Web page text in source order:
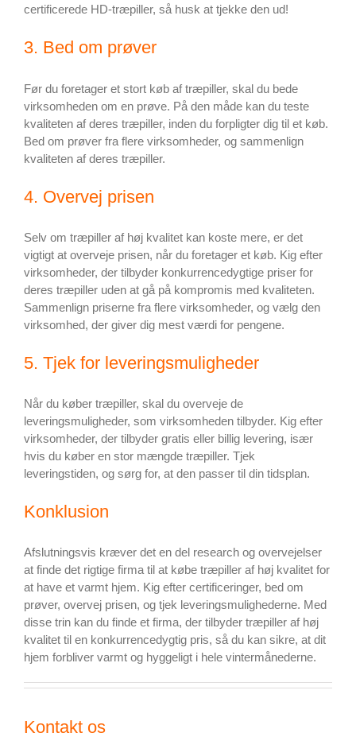
certificerede HD-træpiller, så husk at tjekke den ud!
3. Bed om prøver
Før du foretager et stort køb af træpiller, skal du bede
virksomheden om en prøve. På den måde kan du teste
kvaliteten af deres træpiller, inden du forpligter dig til et køb.
Bed om prøver fra flere virksomheder, og sammenlign
kvaliteten af deres træpiller.
4. Overvej prisen
Selv om træpiller af høj kvalitet kan koste mere, er det
vigtigt at overveje prisen, når du foretager et køb. Kig efter
virksomheder, der tilbyder konkurrencedygtige priser for
deres træpiller uden at gå på kompromis med kvaliteten.
Sammenlign priserne fra flere virksomheder, og vælg den
virksomhed, der giver dig mest værdi for pengene.
5. Tjek for leveringsmuligheder
Når du køber træpiller, skal du overveje de
leveringsmuligheder, som virksomheden tilbyder. Kig efter
virksomheder, der tilbyder gratis eller billig levering, især
hvis du køber en stor mængde træpiller. Tjek
leveringstiden, og sørg for, at den passer til din tidsplan.
Konklusion
Afslutningsvis kræver det en del research og overvejelser
at finde det rigtige firma til at købe træpiller af høj kvalitet for
at have et varmt hjem. Kig efter certificeringer, bed om
prøver, overvej prisen, og tjek leveringsmulighederne. Med
disse trin kan du finde et firma, der tilbyder træpiller af høj
kvalitet til en konkurrencedygtig pris, så du kan sikre, at dit
hjem forbliver varmt og hyggeligt i hele vintermånederne.
Kontakt os